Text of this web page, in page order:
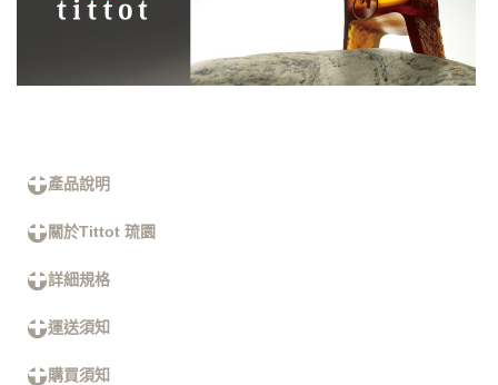
產品說明
關於Tittot 琉園
詳細規格
運送須知
購買須知